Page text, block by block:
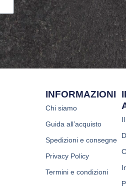
INFORMAZIONI
Chi siamo
Guida all’acquisto
Spedizioni e consegne
Privacy Policy
Termini e condizioni